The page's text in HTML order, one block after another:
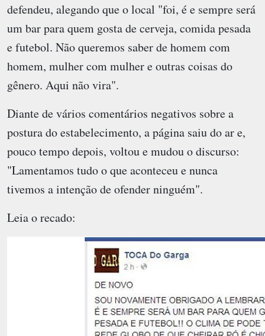
defendeu, alegando que o local "foi, é e sempre será
um bar para quem gosta de cerveja, comida pesada
e futebol. Não queremos saber de homem com
homem, mulher com mulher e outras coisas do
gênero. Aqui não vira".
Diante de vários comentários negativos sobre a
postura do estabelecimento, a página saiu do ar e,
pouco tempo depois, voltou e mudou o discurso:
"Lamentamos tudo o que aconteceu e nunca
tivemos a intenção de ofender ninguém".
Leia o recado: